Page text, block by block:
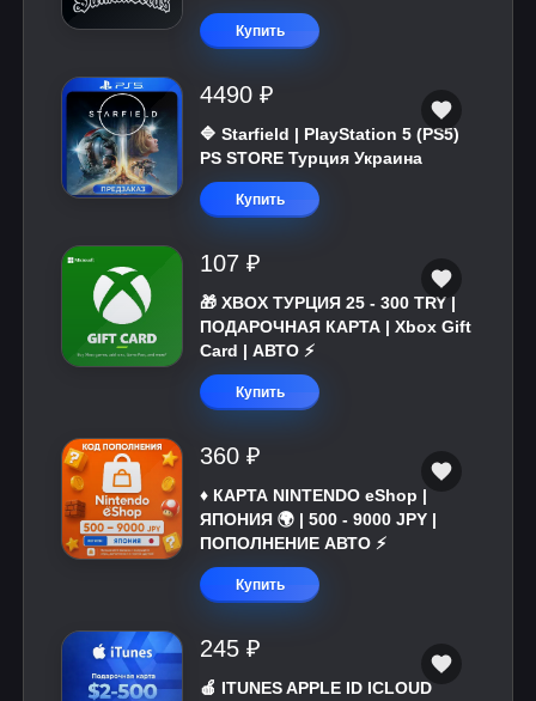
Купить
4490 ₽
🔷 Starfield | PlayStation 5 (PS5)
PS STORE Турция Украина
Купить
107 ₽
🎁 XBOX ТУРЦИЯ 25 - 300 TRY |
ПОДАРОЧНАЯ КАРТА | Xbox Gift
Card | АВТО ⚡
Купить
360 ₽
♦️ КАРТА NINTENDO eShop |
ЯПОНИЯ 🌍 | 500 - 9000 JPY |
ПОПОЛНЕНИЕ АВТО ⚡
Купить
245 ₽
🍎 ITUNES APPLE ID ICLOUD